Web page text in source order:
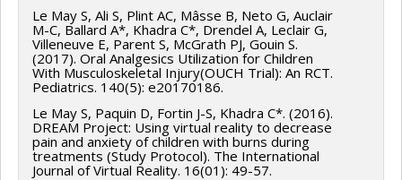
Le May S, Ali S, Plint AC, Mâsse B, Neto G, Auclair
M-C, Ballard A*, Khadra C*, Drendel A, Leclair G,
Villeneuve E, Parent S, McGrath PJ, Gouin S.
(2017). Oral Analgesics Utilization for Children
With Musculoskeletal Injury(OUCH Trial): An RCT.
Pediatrics. 140(5): e20170186.
Le May S, Paquin D, Fortin J-S, Khadra C*. (2016).
DREAM Project: Using virtual reality to decrease
pain and anxiety of children with burns during
treatments (Study Protocol). The International
Journal of Virtual Reality. 16(01): 49-57.